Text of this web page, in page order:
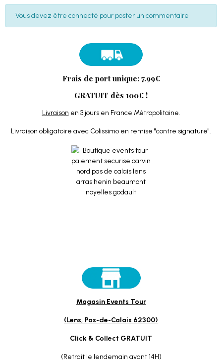
Vous devez être connecté pour poster un commentaire
Frais de port unique: 7.99€
GRATUIT dès 100€ !
Livraison en 3 jours en France Métropolitaine.
Livraison obligatoire avec Colissimo en remise "contre signature".
Magasin Events Tour
(Lens, Pas-de-Calais 62300)
Click & Collect GRATUIT
(Retrait le lendemain avant 14H)